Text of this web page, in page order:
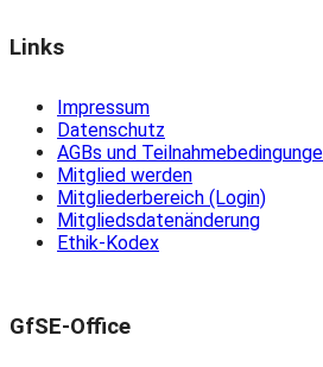
Links
Impressum
Datenschutz
AGBs und
Mitglied werden
Mitgliederbereich (Login)
Mitgliedsdatenänderung
Ethik-Kodex
GfSE-Office